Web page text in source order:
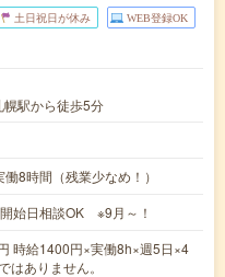
土日祝日が休み WEB登録OK
駅から徒歩5分
8時間（残業少なめ！）
始日相談OK ※9月～！
時給1400円×実働8h×週5日×4
ありません。